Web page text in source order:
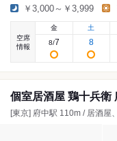
￥3,000～￥3,999
空席
情報
金
8/7
土
8
個室居酒屋 鶏十兵衛
[東京] 府中駅 110m / 居酒屋